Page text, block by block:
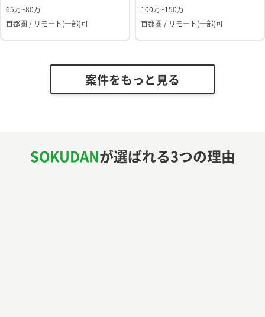
65万~80万
首都圏 / リモート(一部)可
100万~150万
首都圏 / リモート(一部)可
案件をもっと見る
SOKUDAN が選ばれる3つの理由